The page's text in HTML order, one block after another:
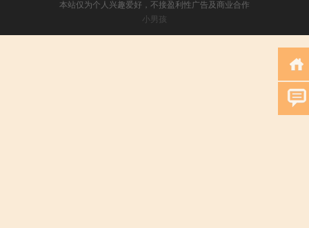
本站仅为个人兴趣爱好，不接盈利性广告及商业合作
小男孩